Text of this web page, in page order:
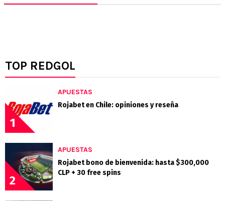
TOP REDGOL
1
APUESTAS
Rojabet en Chile: opiniones y reseña
2
APUESTAS
Rojabet bono de bienvenida: hasta $300,000
CLP + 30 free spins